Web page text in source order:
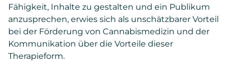
Fähigkeit, Inhalte zu gestalten und ein Publikum
anzusprechen, erwies sich als unschätzbarer Vorteil
bei der Förderung von Cannabismedizin und der
Kommunikation über die Vorteile dieser
Therapieform.